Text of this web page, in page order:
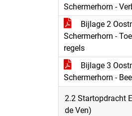
Schermerhorn -
Bijlage 2
Schermerhorn -
regels
Bijlage 3
Schermerhorn -
2.2 Startopdracht
de Ven)